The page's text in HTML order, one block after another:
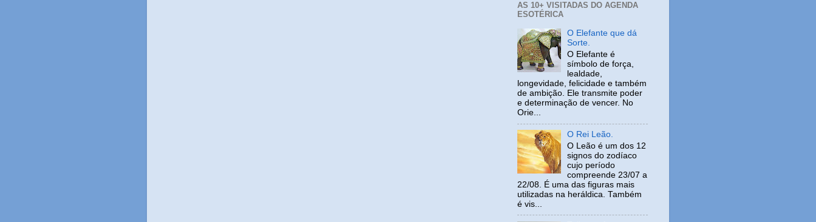
AS 10+ VISITADAS DO AGENDA
ESOTÉRICA
O Elefante que dá
Sorte.
O Elefante é
símbolo de força,
lealdade,
longevidade, felicidade e também
de ambição. Ele transmite poder
e determinação de vencer. No
Orie...
O Rei Leão.
O Leão é um dos 12
signos do zodíaco
cujo período
compreende 23/07 a
22/08. É uma das figuras mais
utilizadas na heráldica. Também
é vis...